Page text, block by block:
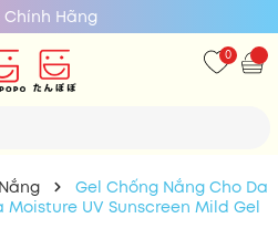
Chính Hãng
0
Gel Chống Nắng Cho Da
Moisture UV Sunscreen Mild Gel